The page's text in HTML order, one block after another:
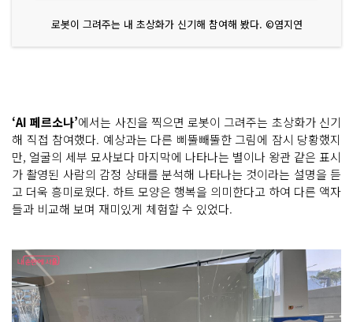
로봇이 그려주는 내 초상화가 신기해 참여해 봤다. ©염지연
‘AI 페르소나’에서는 사진을 찍으면 로봇이 그려주는 초상화가 신기
해 직접 참여했다. 예상과는 다른 삐뚤빼뚤한 그림에 잠시 당황했지
만, 얼굴의 세부 묘사보다 마지막에 나타나는 별이나 왕관 같은 표시
가 촬영된 사람의 감정 상태를 분석해 나타나는 것이라는 설명을 듣
고 더욱 흥미로웠다. 하트 모양은 행복을 의미한다고 하여 다른 액자
들과 비교해 보며 재미있게 체험할 수 있었다.